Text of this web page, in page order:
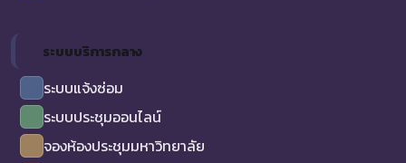
ระบบบริการกลาง
ระบบแจ้งซ่อม
ระบบประชุมออนไลน์
จองห้องประชุมมหาวิทยาลัย